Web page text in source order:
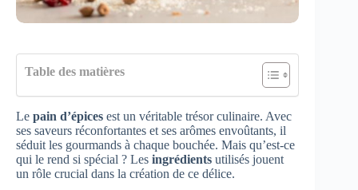
Table des matières
Le pain d’épices est un véritable trésor culinaire. Avec
ses saveurs réconfortantes et ses arômes envoûtants, il
séduit les gourmands à chaque bouchée. Mais qu’est-ce
qui le rend si spécial ? Les ingrédients utilisés jouent
un rôle crucial dans la création de ce délice.